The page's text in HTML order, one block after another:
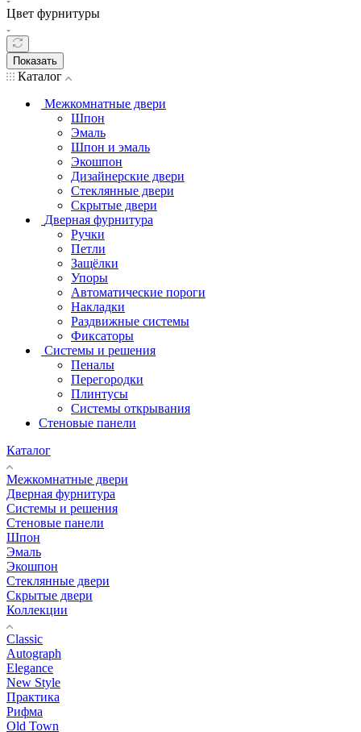
Цвет фурнитуры
Показать
Каталог
Межкомнатные двери
Шпон
Эмаль
Шпон и эмаль
Экошпон
Дизайнерские двери
Стеклянные двери
Скрытые двери
Дверная фурнитура
Ручки
Петли
Защёлки
Упоры
Автоматические пороги
Накладки
Раздвижные системы
Фиксаторы
Системы и решения
Пеналы
Перегородки
Плинтусы
Системы открывания
Стеновые панели
Каталог
Межкомнатные двери
Дверная фурнитура
Системы и решения
Стеновые панели
Шпон
Эмаль
Экошпон
Стеклянные двери
Скрытые двери
Коллекции
Classic
Autograph
Elegance
New Style
Практика
Рифма
Old Town